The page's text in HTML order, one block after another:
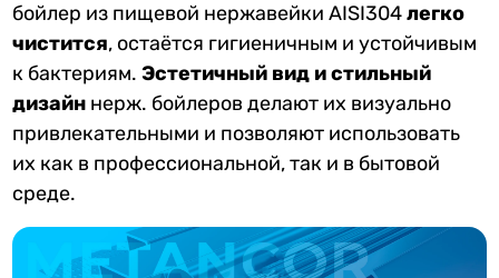
бойлер из пищевой нержавейки AISI304легко
чистится, остаётся гигиеничным и устойчивым
к бактериям.Эстетичный вид и стильный
дизайн нерж. бойлеров делают их визуально
привлекательными и позволяют использовать
их как в профессиональной, так и в бытовой
среде.